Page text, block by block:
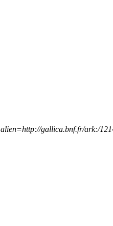
gallica.bnf.fr/ark:/